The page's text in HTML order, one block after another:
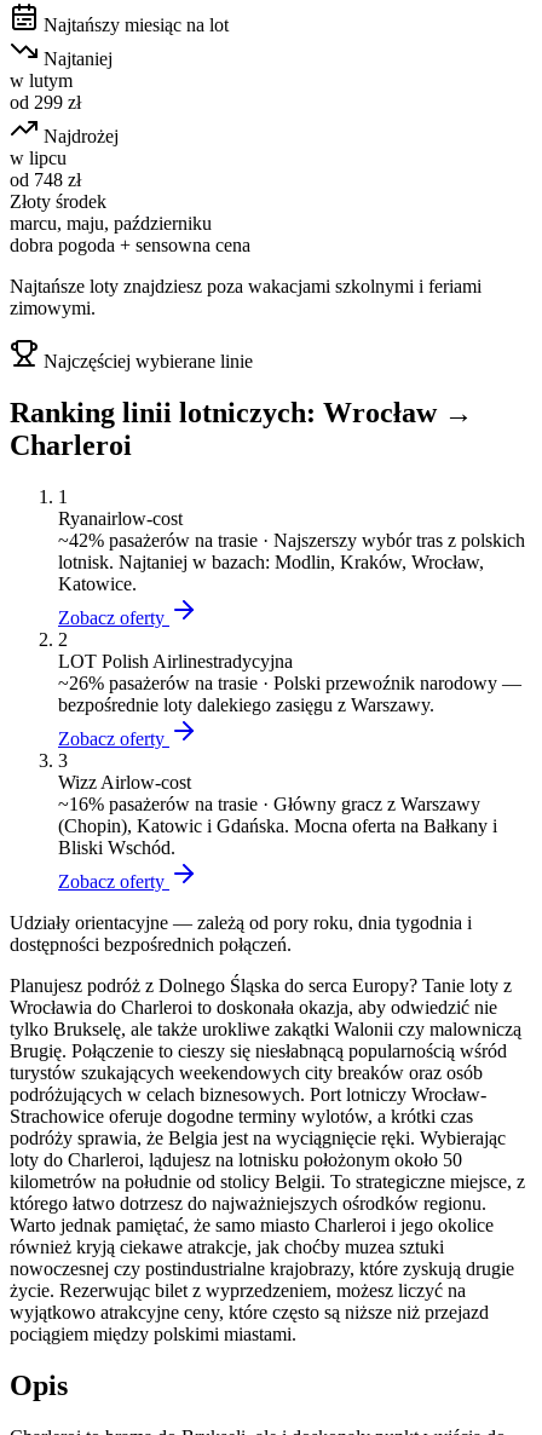
Najtańszy miesiąc na lot
Najtaniej
w lutym
od 299 zł
Najdrożej
w lipcu
od 748 zł
Złoty środek
marcu, maju, październiku
dobra pogoda + sensowna cena
Najtańsze loty znajdziesz poza wakacjami szkolnymi i feriami
zimowymi.
Najczęściej wybierane linie
Ranking linii lotniczych: Wrocław→
Charleroi
1
Ryanairlow-cost
~42% pasażerów na trasie · Najszerszy wybór tras z polskich
lotnisk. Najtaniej w bazach: Modlin, Kraków, Wrocław,
Katowice.
Zobacz oferty
2
LOT Polish Airlinestradycyjna
~26% pasażerów na trasie · Polski przewoźnik narodowy —
bezpośrednie loty dalekiego zasięgu z Warszawy.
Zobacz oferty
3
Wizz Airlow-cost
~16% pasażerów na trasie · Główny gracz z Warszawy
(Chopin), Katowic i Gdańska. Mocna oferta na Bałkany i
Bliski Wschód.
Zobacz oferty
Udziały orientacyjne — zależą od pory roku, dnia tygodnia i
dostępności bezpośrednich połączeń.
Planujesz podróż z Dolnego Śląska do serca Europy? Tanie loty z
Wrocławia do Charleroi to doskonała okazja, aby odwiedzić nie
tylko Brukselę, ale także urokliwe zakątki Walonii czy malowniczą
Brugię. Połączenie to cieszy się niesłabnącą popularnością wśród
turystów szukających weekendowych city breaków oraz osób
podróżujących w celach biznesowych. Port lotniczy Wrocław-
Strachowice oferuje dogodne terminy wylotów, a krótki czas
podróży sprawia, że Belgia jest na wyciągnięcie ręki. Wybierając
loty do Charleroi, lądujesz na lotnisku położonym około 50
kilometrów na południe od stolicy Belgii. To strategiczne miejsce, z
którego łatwo dotrzesz do najważniejszych ośrodków regionu.
Warto jednak pamiętać, że samo miasto Charleroi i jego okolice
również kryją ciekawe atrakcje, jak choćby muzea sztuki
nowoczesnej czy postindustrialne krajobrazy, które zyskują drugie
życie. Rezerwując bilet z wyprzedzeniem, możesz liczyć na
wyjątkowo atrakcyjne ceny, które często są niższe niż przejazd
pociągiem między polskimi miastami.
Opis